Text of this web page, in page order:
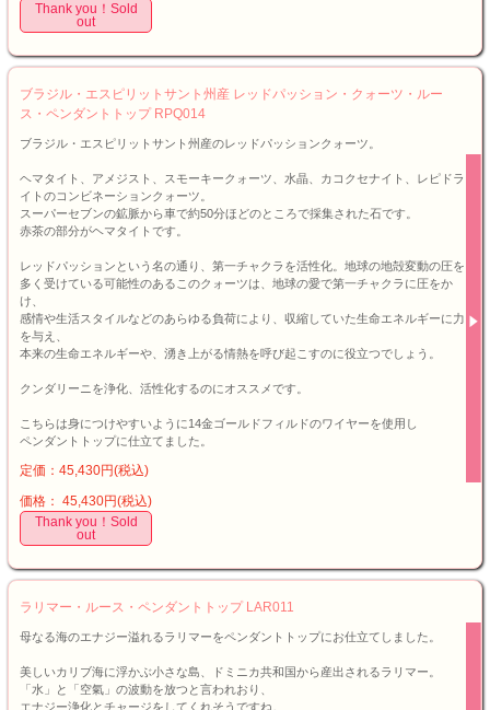
Thank you！Sold
out
ブラジル・エスピリットサント州産 レッドパッション・クォーツ・ルー
ス・ペンダントトップ RPQ014
ブラジル・エスピリットサント州産のレッドパッションクォーツ。
ヘマタイト、アメジスト、スモーキークォーツ、水晶、カコクセナイト、レピドラ
イトのコンビネーションクォーツ。
スーパーセブンの鉱脈から車で約50分ほどのところで採集された石です。
赤茶の部分がヘマタイトです。
レッドパッションという名の通り、第一チャクラを活性化。地球の地殻変動の圧を
多く受けている可能性のあるこのクォーツは、地球の愛で第一チャクラに圧をか
け、
感情や生活スタイルなどのあらゆる負荷により、収縮していた生命エネルギーに力
を与え、
本来の生命エネルギーや、湧き上がる情熱を呼び起こすのに役立つでしょう。
クンダリーニを浄化、活性化するのにオススメです。
こちらは身につけやすいように14金ゴールドフィルドのワイヤーを使用し
ペンダントトップに仕立てました。
定価：45,430円(税込)
価格： 45,430円(税込)
Thank you！Sold
out
ラリマー・ルース・ペンダントトップ LAR011
母なる海のエナジー溢れるラリマーをペンダントトップにお仕立てしました。
美しいカリブ海に浮かぶ小さな島、ドミニカ共和国から産出されるラリマー。
「水」と「空氣」の波動を放つと言われおり、
エナジー浄化とチャージをしてくれそうですね。